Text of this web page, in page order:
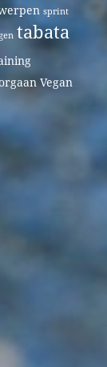
sprint
tabata
Vegan